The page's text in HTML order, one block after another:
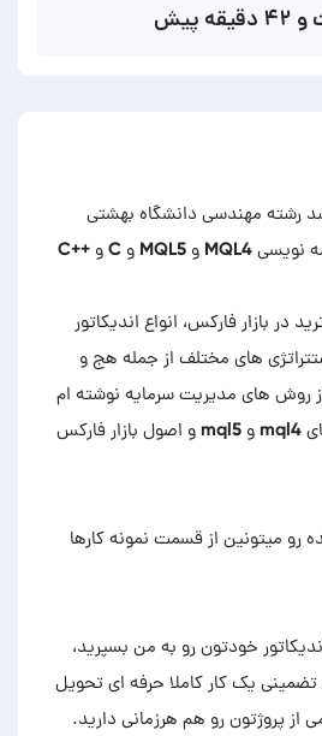
در بازار فارکس، انواع اندیکاتور
های مختلف از جمله هج و
از روش های مدیریت سرمایه نوشته ام
و تسلط کافی به زبان های mql4 و mql5 و اصول بازار فارکس
رو میتونین از قسمت نمونه کارها
خودتون رو به من بسپرید،
یک کار کاملا حرفه ای تحویل
از پروژتون رو هم هرزمانی دارید.